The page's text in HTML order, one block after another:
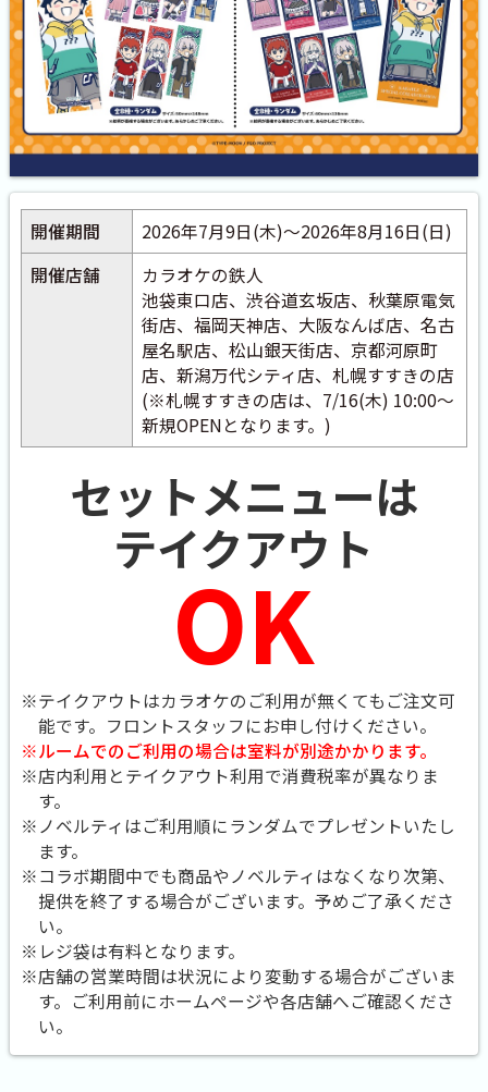
開催期間
2026年7月9日(木)～2026年8月16日(日)
開催店舗
カラオケの鉄人
池袋東口店、渋谷道玄坂店、秋葉原電気
街店、福岡天神店、大阪なんば店、名古
屋名駅店、松山銀天街店、京都河原町
店、新潟万代シティ店、札幌すすきの店
(※札幌すすきの店は、7/16(木) 10:00～
新規OPENとなります。)
セットメニューは
テイクアウト
OK
※テイクアウトはカラオケのご利用が無くてもご注文可
能です。 フロントスタッフにお申し付けください。
※ルームでのご利用の場合は室料が別途かかります。
※店内利用とテイクアウト利用で消費税率が異なりま
す。
※ノベルティはご利用順にランダムでプレゼントいたし
ます。
※コラボ期間中でも商品やノベルティはなくなり次第、
提供を終了する場合がございます。予めご了承くださ
い。
※レジ袋は有料となります。
※店舗の営業時間は状況により変動する場合がございま
す。ご利用前にホームページや各店舗へご確認くださ
い。